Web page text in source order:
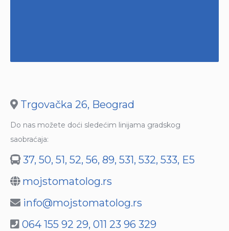
Trgovačka 26, Beograd
Do nas možete doći sledećim linijama gradskog
saobraćaja:
37, 50, 51, 52, 56, 89, 531, 532, 533, E5
mojstomatolog.rs
info@mojstomatolog.rs
064 155 92 29, 011 23 96 329